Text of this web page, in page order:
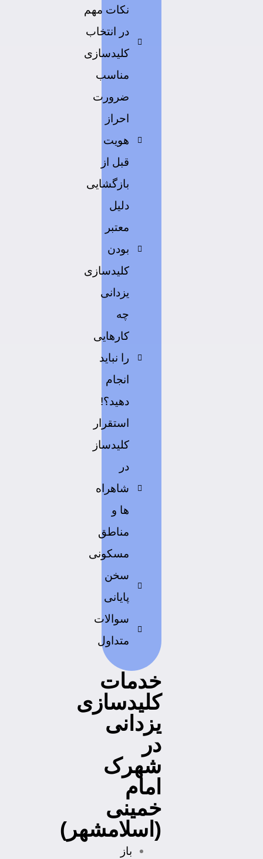
نکات مهم
در انتخاب
کلیدسازی
مناسب
ضرورت
احراز
هویت
قبل از
بازگشایی
دلیل
معتبر
بودن
کلیدسازی
یزدانی
چه
کارهایی
را نباید
انجام
دهید؟!
استقرار
کلیدساز
در
شاهراه
ها و
مناطق
مسکونی
سخن
پایانی
سوالات
متداول
خدمات
کلیدسازی
یزدانی
در
شهرک
امام
خمینی
(اسلامشهر)
باز